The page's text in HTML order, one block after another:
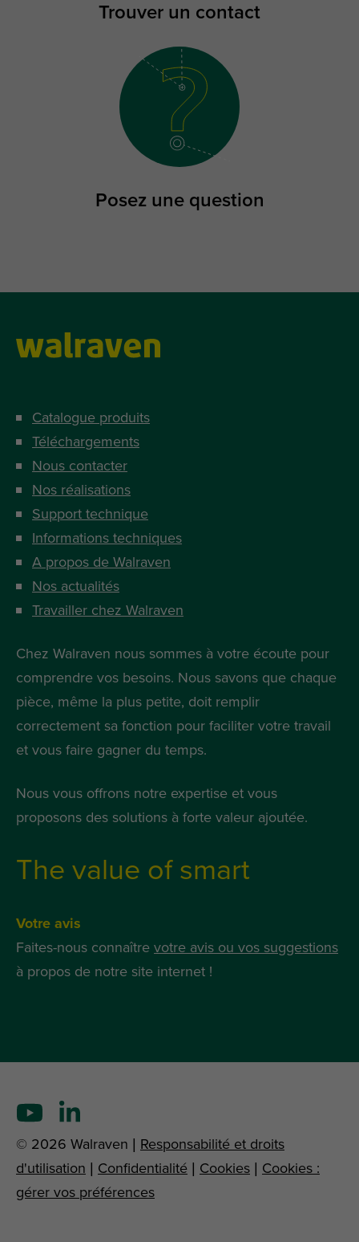
Trouver un contact
Posez une question
Catalogue produits
Téléchargements
Nous contacter
Nos réalisations
Support technique
Informations techniques
A propos de Walraven
Nos actualités
Travailler chez Walraven
Chez Walraven nous sommes à votre écoute pour
comprendre vos besoins. Nous savons que chaque
pièce, même la plus petite, doit remplir
correctement sa fonction pour faciliter votre travail
et vous faire gagner du temps.
Nous vous offrons notre expertise et vous
proposons des solutions à forte valeur ajoutée.
The value of smart
Votre avis
Faites-nous connaître votre avis ou vos suggestions
à propos de notre site internet !
© 2026 Walraven | Responsabilité et droits
d'utilisation | Confidentialité | Cookies | Cookies :
gérer vos préférences